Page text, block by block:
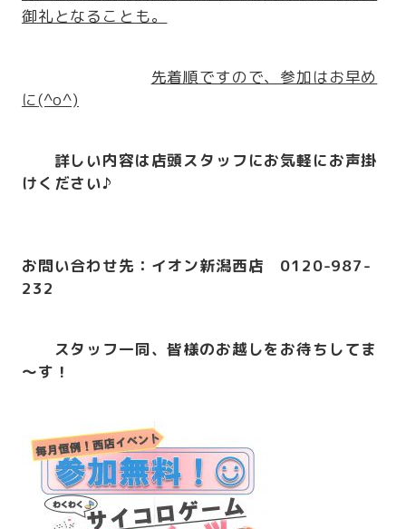
御礼となることも。
先着順ですので、参加はお早め
に(^o^)
詳しい内容は店頭スタッフにお気軽にお声掛
けください♪
お問い合わせ先：イオン新潟西店 0120-987-
232
スタッフ一同、皆様のお越しをお待ちしてま
～す！